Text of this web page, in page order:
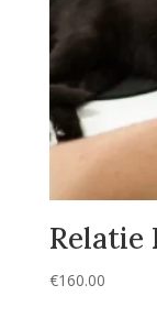
Relatie
€160.00